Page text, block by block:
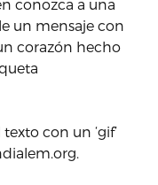
conozca a una
un mensaje con
corazón hecho
con un ‘gif’